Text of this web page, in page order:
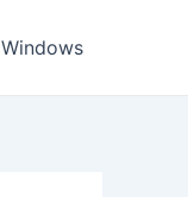
Windows